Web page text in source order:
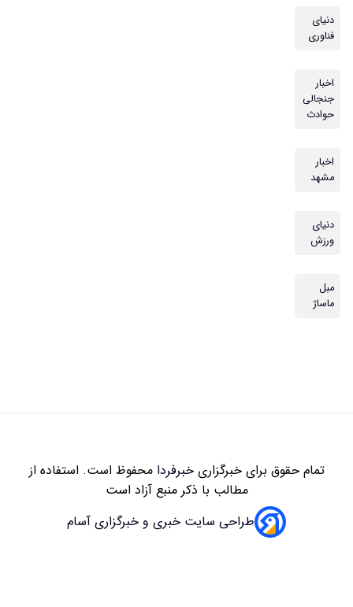
دنیای
فناوری
اخبار
جنجالی
حوادث
اخبار
مشهد
دنیای
ورزش
مبل
ماساژ
تمام حقوق برای خبرگزاریخبرفردامحفوظ است. استفاده از
مطالب با ذکر منبع آزاد است
طراحی سایت خبری و خبرگزاری آسام